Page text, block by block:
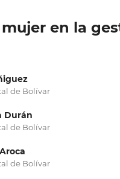
mujer en la
de Bolívar
Durán
de Bolívar
de Bolívar